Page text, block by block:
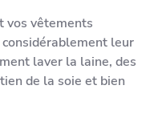
vos vêtements
leur
laver la laine, des
de la soie et bien